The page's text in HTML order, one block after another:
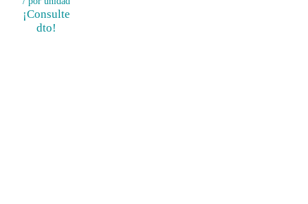
¡Consulte
dto!